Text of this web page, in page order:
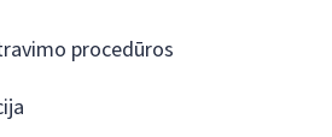
procedūros